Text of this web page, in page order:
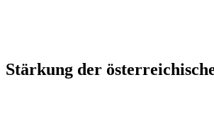
Stärkung der